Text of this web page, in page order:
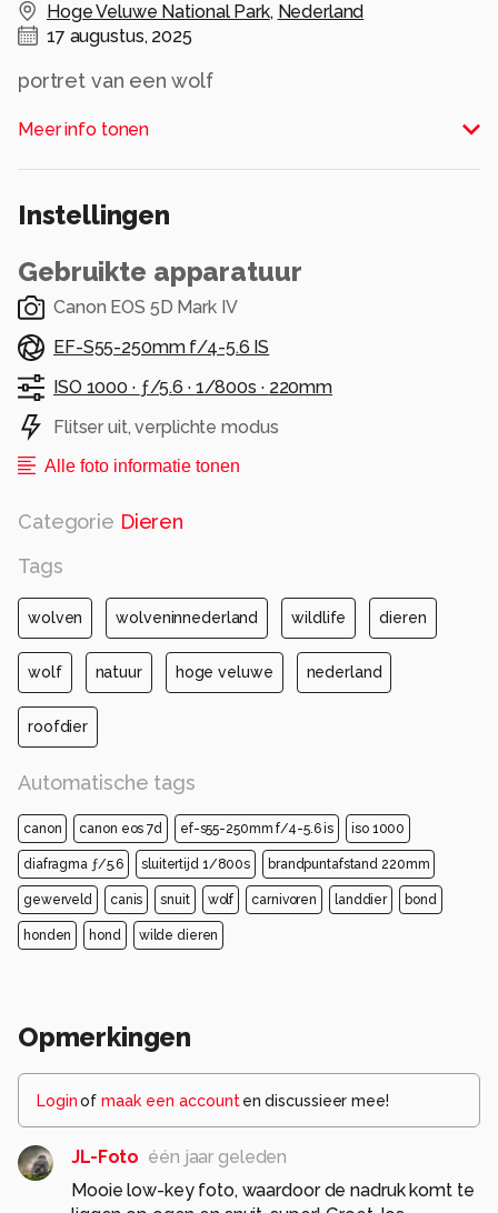
Hoge Veluwe National Park, Nederland
17 augustus, 2025
portret van een wolf
Alle rechten voorbehouden
Meer info tonen
Instellingen
Gebruikte apparatuur
Canon EOS 5D Mark IV
EF-S55-250mm f/4-5.6 IS
ISO 1000 · ƒ/5.6 · 1/800s · 220mm
Flitser uit, verplichte modus
Alle foto informatie tonen
Categorie Dieren
Tags
wolven wolveninnederland wildlife dieren
wolf natuur hoge veluwe nederland
roofdier
Automatische tags
canon canon eos 7d ef-s55-250mm f/4-5.6 is iso 1000
diafragma ƒ/5.6 sluitertijd 1/800s brandpuntafstand 220mm
gewerveld canis snuit wolf carnivoren landdier bond
honden hond wilde dieren
Opmerkingen
Loginof maak een account en discussieer mee!
JL-Foto één jaar geleden
Mooie low-key foto, waardoor de nadruk komt te